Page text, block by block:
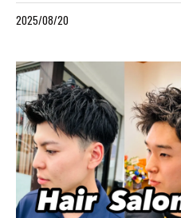
2025/08/20